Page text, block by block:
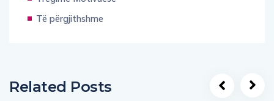
Të përgjithshme
Related Posts